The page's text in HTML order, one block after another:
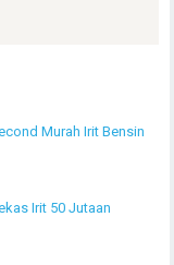
Murah Irit Bensin
Irit 50 Jutaan